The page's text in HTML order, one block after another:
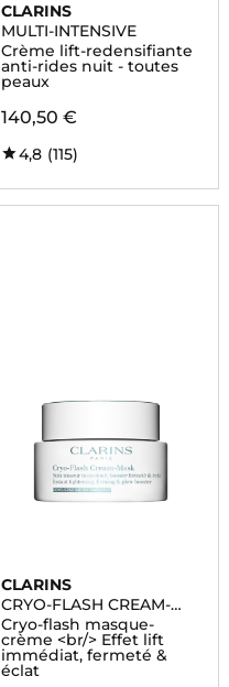
CLARINS
MULTI-INTENSIVE
Crème lift-redensifiante
anti-rides nuit - toutes
peaux
140,50 €
4,8 (115)
CLARINS
CRYO-FLASH CREAM-
MASK
Cryo-flash masque-
crème <br/> Effet lift
immédiat, fermeté &
éclat